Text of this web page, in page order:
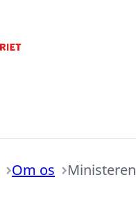
Om os Ministeren